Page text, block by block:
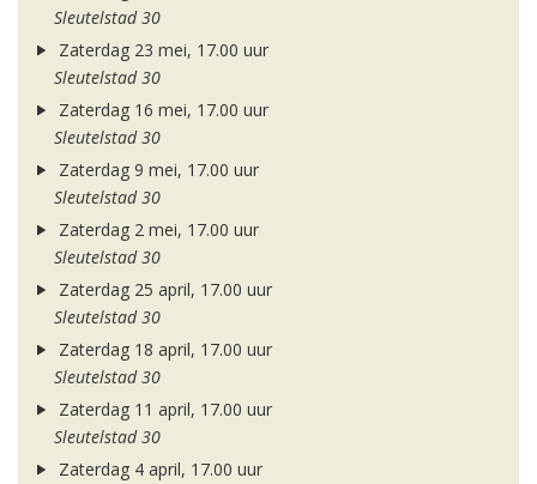
Sleutelstad 30
Zaterdag 23 mei, 17.00 uur
Sleutelstad 30
Zaterdag 16 mei, 17.00 uur
Sleutelstad 30
Zaterdag 9 mei, 17.00 uur
Sleutelstad 30
Zaterdag 2 mei, 17.00 uur
Sleutelstad 30
Zaterdag 25 april, 17.00 uur
Sleutelstad 30
Zaterdag 18 april, 17.00 uur
Sleutelstad 30
Zaterdag 11 april, 17.00 uur
Sleutelstad 30
Zaterdag 4 april, 17.00 uur